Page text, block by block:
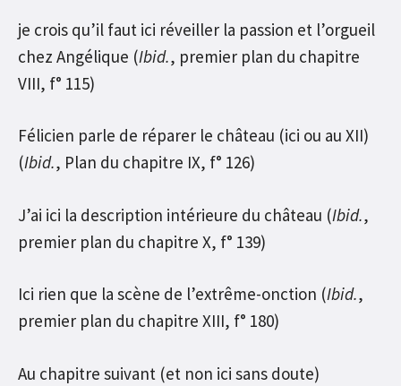
je crois qu’il faut ici réveiller la passion et l’orgueil
chez Angélique (Ibid., premier plan du chapitre
VIII, f° 115)
Félicien parle de réparer le château (ici ou au XII)
(Ibid., Plan du chapitre IX, f° 126)
J’ai ici la description intérieure du château (Ibid.,
premier plan du chapitre X, f° 139)
Ici rien que la scène de l’extrême-onction (Ibid.,
premier plan du chapitre XIII, f° 180)
Au chapitre suivant (et non ici sans doute)